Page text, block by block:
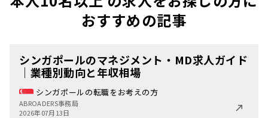
おすすめの記事
シンガポールのマネジメント・MD求人ガイド
｜業種別動向と年収相場
シンガポールの転職をお考えの方
ABROADERS事務局
2026年07月13日